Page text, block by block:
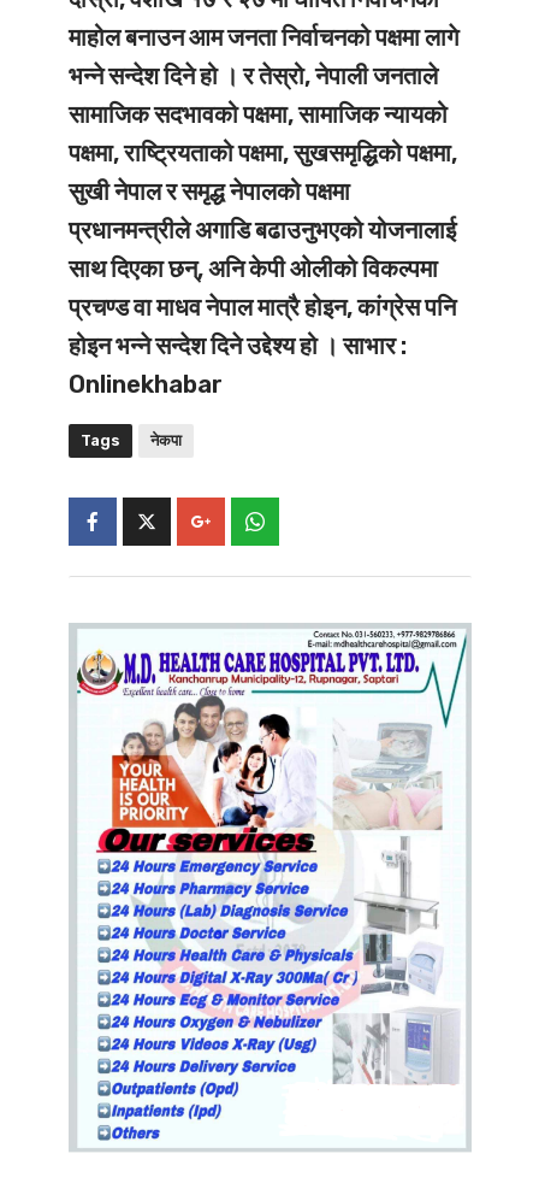
माहोल बनाउन आम जनता निर्वाचनको पक्षमा लागे
भन्ने सन्देश दिने हो । र तेस्रो, नेपाली जनताले
सामाजिक सदभावको पक्षमा, सामाजिक न्यायको
पक्षमा, राष्ट्रियताको पक्षमा, सुखसमृद्धिको पक्षमा,
सुखी नेपाल र समृद्ध नेपालको पक्षमा
प्रधानमन्त्रीले अगाडि बढाउनुभएको योजनालाई
साथ दिएका छन्, अनि केपी ओलीको विकल्पमा
प्रचण्ड वा माधव नेपाल मात्रै होइन, कांग्रेस पनि
होइन भन्ने सन्देश दिने उद्देश्य हो । साभार :
Onlinekhabar
Tags नेकपा